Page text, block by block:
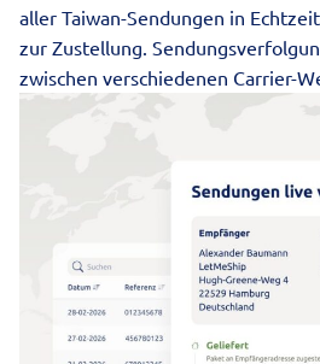
aller Taiwan-Sendungen in
zur Zustellung.
zwischen verschiedenen Carrier-